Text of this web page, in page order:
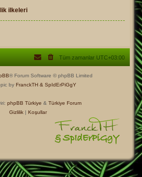
ilkeleri
Tüm zamanlar UTC+03:00
® Forum Software © phpBB Limited
by FranckTH & SpIdErPiGgY
phpBB Türkiye & Türkiye Forum
Gizlilik | Koşullar